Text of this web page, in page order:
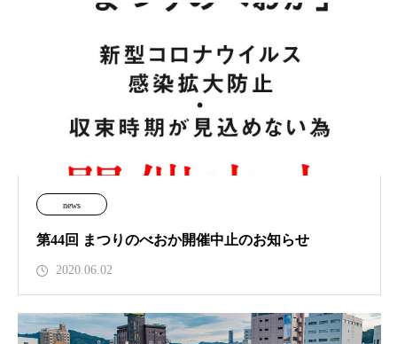
news
第44回 まつりのべおか開催中止のお知らせ
2020.06.02